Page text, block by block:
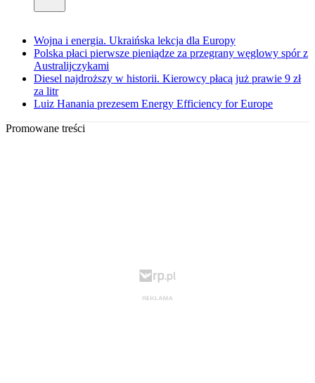
Wojna i energia. Ukraińska lekcja dla Europy
Polska płaci pierwsze pieniądze za przegrany węglowy spór z
Australijczykami
Diesel najdroższy w historii. Kierowcy płacą już prawie 9 zł
za litr
Luiz Hanania prezesem Energy Efficiency for Europe
Promowane treści